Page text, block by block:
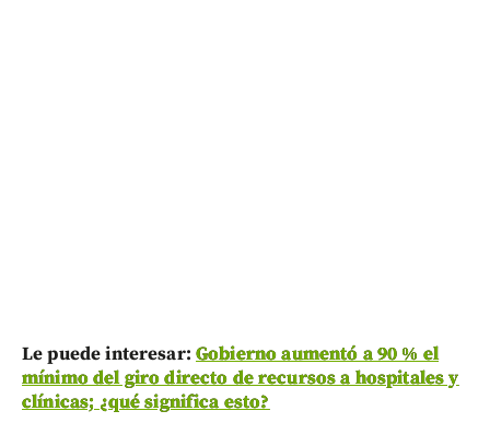
Le puede interesar: Gobierno aumentó a 90 % el
mínimo del giro directo de recursos a hospitales y
clínicas; ¿qué significa esto?